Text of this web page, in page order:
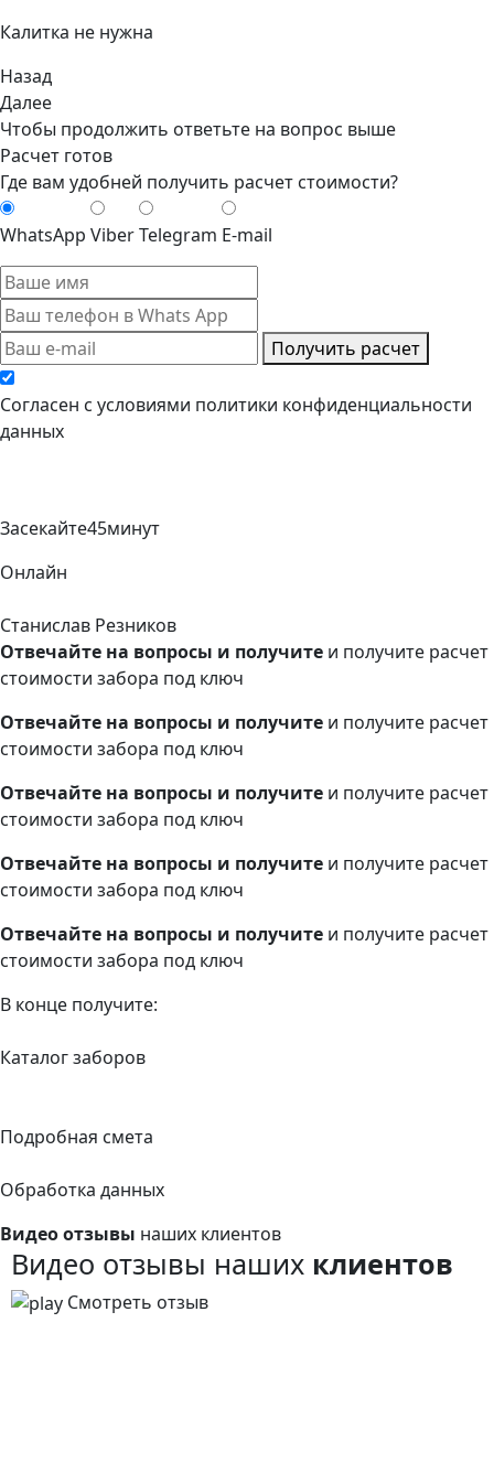
Калитка не нужна
Назад
Далее
Чтобы продолжить ответьте на вопрос выше
Расчет готов
Где вам удобней получить расчет стоимости?
WhatsApp ViberTelegram E-mail
Получить расчет
Cогласен с условиями политики конфиденциальности
данных
Засекайте45минут
Онлайн
Станислав Резников
Отвечайте на вопросы и получите и получите расчет
стоимости забора под ключ
Отвечайте на вопросы и получите и получите расчет
стоимости забора под ключ
Отвечайте на вопросы и получите и получите расчет
стоимости забора под ключ
Отвечайте на вопросы и получите и получите расчет
стоимости забора под ключ
Отвечайте на вопросы и получите и получите расчет
стоимости забора под ключ
В конце получите:
Каталог заборов
Подробная смета
Обработка данных
Видео отзывы наших клиентов
Видео отзывы наших клиентов
Смотреть отзыв